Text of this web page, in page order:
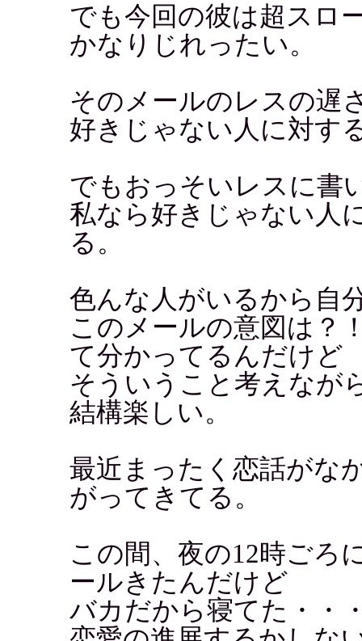
でも今回の彼は超スロ
かなりじれったい。
そのメールのレスの遅
好きじゃない人に対す
でもおっそいレスに書
私なら好きじゃない人
る。
色んな人がいるから自
このメールの意図は？
て分かってるんだけど
そういうこと考えなが
結構楽しい。
最近まったく恋話がな
がってきてる。
この間、夜の12時ごろ
ールきたんだけど
バカだから寝てた・・